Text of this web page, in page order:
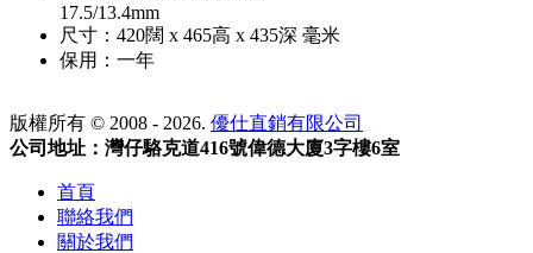
17.5/13.4mm
尺寸：420闊 x 465高 x 435深 毫米
保用：一年
版權所有 © 2008 - 2026. 優仕直銷有限公司
公司地址：灣仔駱克道416號偉德大廈3字樓6室
首頁
聯絡我們
關於我們